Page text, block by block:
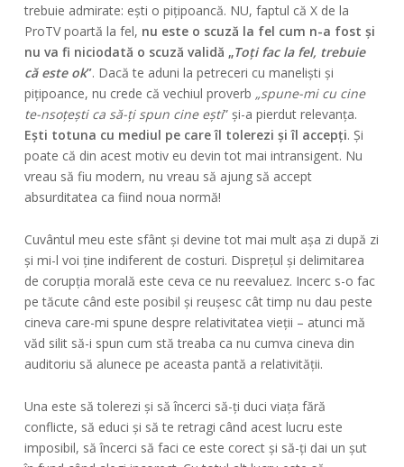
trebuie admirate: ești o pițipoancă. NU, faptul că X de la
ProTV poartă la fel, nu este o scuză la fel cum n-a fost și
nu va fi niciodată o scuză validă „Toți fac la fel, trebuie
că este ok”. Dacă te aduni la petreceri cu maneliști și
pițipoance, nu crede că vechiul proverb „spune-mi cu cine
te-nsoțești ca să-ți spun cine ești” și-a pierdut relevanța.
Ești totuna cu mediul pe care îl tolerezi și îl accepți. Și
poate că din acest motiv eu devin tot mai intransigent. Nu
vreau să fiu modern, nu vreau să ajung să accept
absurditatea ca fiind noua normă!
Cuvântul meu este sfânt și devine tot mai mult așa zi după zi
și mi-l voi ține indiferent de costuri. Disprețul și delimitarea
de corupția morală este ceva ce nu reevaluez. Incerc s-o fac
pe tăcute când este posibil și reușesc cât timp nu dau peste
cineva care-mi spune despre relativitatea vieții – atunci mă
văd silit să-i spun cum stă treaba ca nu cumva cineva din
auditoriu să alunece pe aceasta pantă a relativității.
Una este să tolerezi și să încerci să-ți duci viața fără
conflicte, să educi și să te retragi când acest lucru este
imposibil, să încerci să faci ce este corect și să-ți dai un șut